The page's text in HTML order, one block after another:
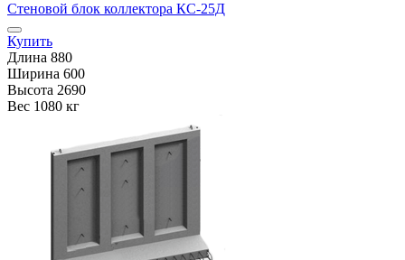
Стеновой блок коллектора КС-25Д
Купить
Длина 880
Ширина 600
Высота 2690
Вес 1080 кг